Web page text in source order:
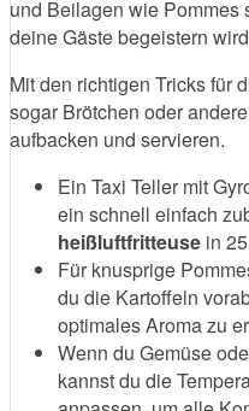
und Beilagen wie Pommes
deine Gäste begeistern
Mit den richtigen Tricks für
sogar Brötchen oder
aufbacken und servieren.
Ein Taxi Teller mit
ein schnell einfach
heißluftfritteuse in
Für knusprige
du die Kartoffeln
optimales Aroma zu
Wenn du Gemüse
kannst du die